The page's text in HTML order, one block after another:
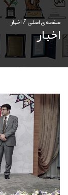
صفحه ی اصلی اخبار اخبار